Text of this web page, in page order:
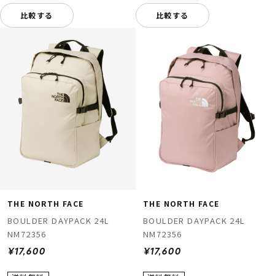
比較する 比較する
THE NORTH FACE
BOULDER DAYPACK 24L
NM72356
¥17,600
THE NORTH FACE
BOULDER DAYPACK 24L
NM72356
¥17,600